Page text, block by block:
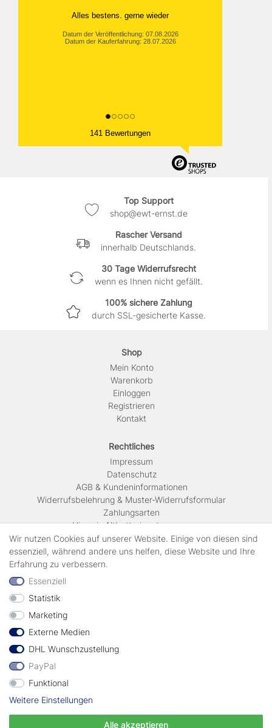
Alles bestens. gerne wieder
Datum der Veröffentlichung: 07.08.2026
Datum der Kauferfahrung: 28.07.2026
141 Bewertungen
Top Support
shop@ewt-ernst.de
Rascher Versand
innerhalb Deutschlands.
30 Tage Widerrufsrecht
wenn es Ihnen nicht gefällt.
100% sichere Zahlung
durch SSL-gesicherte Kasse.
Shop
Mein Konto
Warenkorb
Einloggen
Registrieren
Kontakt
Rechtliches
Impressum
Daten­schutz
AGB & Kundeninformationen
Widerrufsbelehrung & Muster-Widerrufsformular
Zahlungsarten
Hinweis Altbatterieentsorgung
Versandkosten & Lieferinformationen
Zahlungsarten
geprüft durch
Vertrag widerrufen
Wir nutzen Cookies auf unserer Website. Einige von diesen sind
essenziell, während andere uns helfen, diese Website und Ihre
Erfahrung zu verbessern.
Essenziell
Statistik
Marketing
Externe Medien
DHL Wunschzustellung
PayPal
Funktional
Weitere Einstellungen
Alle akzeptieren